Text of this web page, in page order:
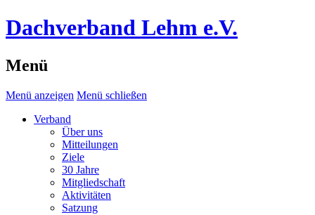
Dachverband Lehm e.V.
Menü
Menü anzeigen Menü schließen
Verband
Über uns
Mitteilungen
Ziele
30 Jahre
Mitgliedschaft
Aktivitäten
Satzung